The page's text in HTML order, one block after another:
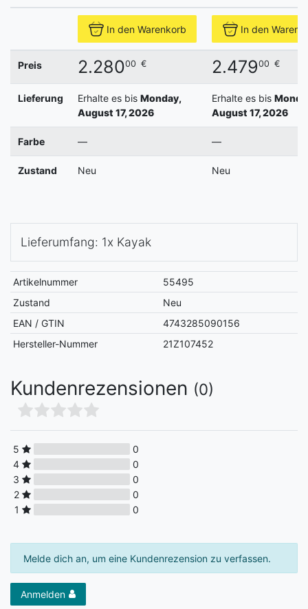
In den Warenkorb In den
Preis 2.28000 € 2.47900 €
Lieferung Erhalte es bis Monday,
August 17, 2026
Erhalte es bis
August 17, 2026
Farbe — —
Zustand Neu Neu
Lieferumfang: 1x Kayak
Artikelnummer
55495
Zustand
Neu
EAN / GTIN
4743285090156
Hersteller-Nummer
21Z107452
Kundenrezensionen (0)
5
0
4
0
3
0
2
0
1
0
Melde dich an, um eine Kundenrezension zu verfassen.
Anmelden